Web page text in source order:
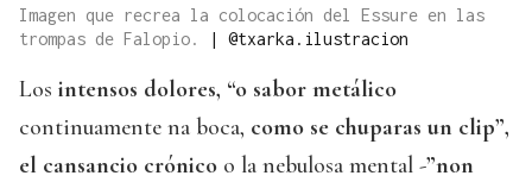
Imagen que recrea la colocación del Essure en las
trompas de Falopio.
@txarka.ilustracion
Los intensos dolores, “o sabor metálico
continuamente na boca, como se chuparas un clip”,
el cansancio crónico o la nebulosa mental -”non